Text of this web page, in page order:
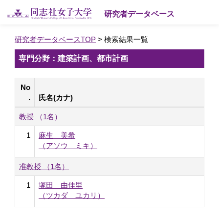
研究者データベース
研究者データベースTOP > 検索結果一覧
専門分野：建築計画、都市計画
No
.
氏名(カナ)
教授 （1名）
1
麻生 美希
（アソウ ミキ）
准教授 （1名）
1
塚田 由佳里
（ツカダ ユカリ）